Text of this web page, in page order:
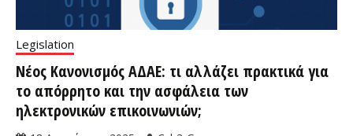
Legislation
Νέος Κανονισμός ΑΔΑΕ: τι αλλάζει πρακτικά για
το απόρρητο και την ασφάλεια των
ηλεκτρονικών επικοινωνιών;